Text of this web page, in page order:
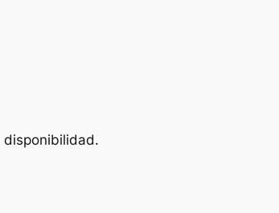
disponibilidad.